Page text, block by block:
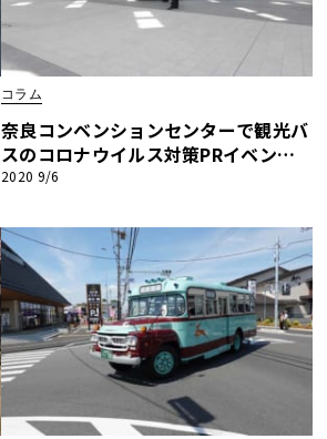
コラム
奈良コンベンションセンターで観光バ
スのコロナウイルス対策PRイベント
開催
2020 9/6